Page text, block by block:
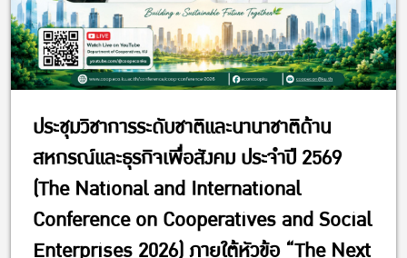
ประชุมวิชาการระดับชาติและนานาชาติด้าน
สหกรณ์และธุรกิจเพื่อสังคม ประจำปี 2569
(The National and International
Conference on Cooperatives and Social
Enterprises 2026) ภายใต้หัวข้อ “The Next